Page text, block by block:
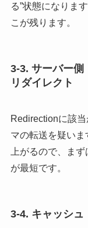
る”状態になりま
こが残ります。
3-3. サーバー
リダイレクト
Redirectionに該
マの転送を疑い
上がるので、ま
が最短です。
3-4. キャッシュ